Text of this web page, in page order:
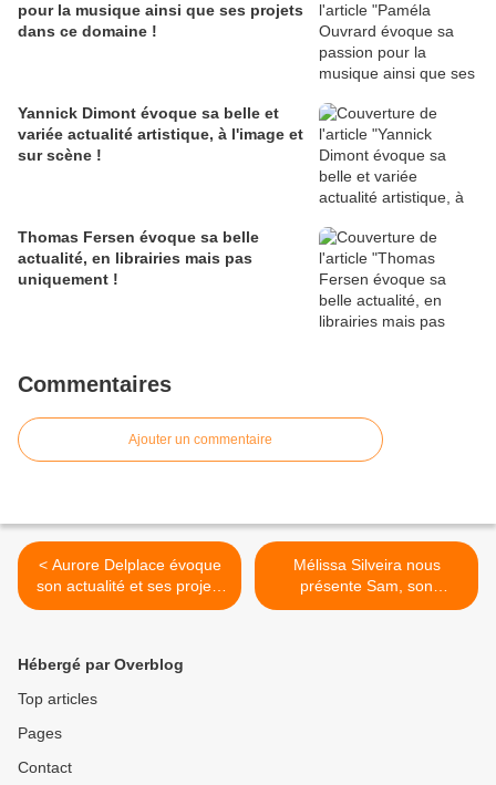
pour la musique ainsi que ses projets
dans ce domaine !
Yannick Dimont évoque sa belle et
variée actualité artistique, à l'image et
sur scène !
Thomas Fersen évoque sa belle
actualité, en librairies mais pas
uniquement !
Commentaires
Ajouter un commentaire
< Aurore Delplace évoque
son actualité et ses projets
artistiques !
Mélissa Silveira nous
présente Sam, son
personnage dans Plus Belle
Hébergé par Overblog
Top articles
Pages
Contact